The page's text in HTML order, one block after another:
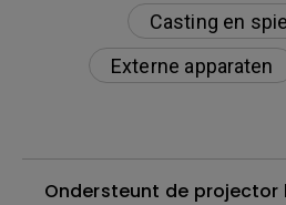
Casting en
Externe apparaten
Ondersteunt de projector